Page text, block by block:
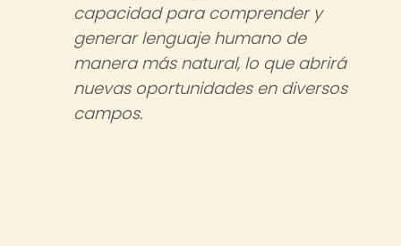
capacidad para comprender y
generar lenguaje humano de
manera más natural, lo que abrirá
nuevas oportunidades en diversos
campos.